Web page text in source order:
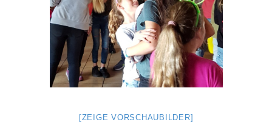
[ZEIGE VORSCHAUBILDER]